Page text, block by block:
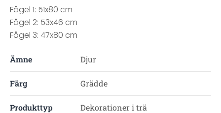
Fågel 1: 51x80 cm
Fågel 2: 53x46 cm
Fågel 3: 47x80 cm
Ämne Djur
Färg Grädde
Produkttyp Dekorationer i trä